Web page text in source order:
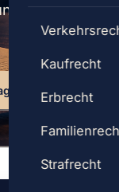
Kaufrecht
Erbrecht
Strafrecht
wehre